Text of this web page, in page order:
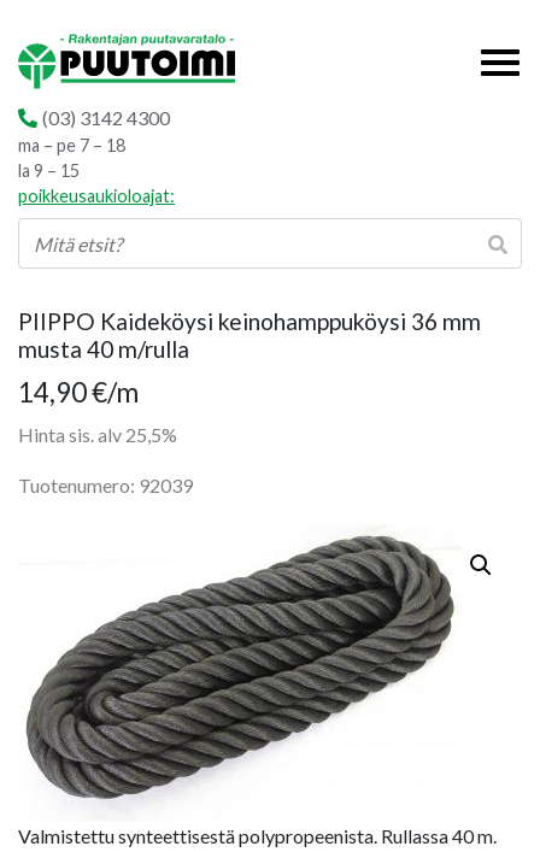
(03) 3142 4300
ma – pe 7 – 18
la 9 – 15
poikkeusaukioloajat:
PIIPPO Kaideköysi keinohamppuköysi 36 mm
musta 40 m/rulla
14,90€/m
Hinta sis. alv 25,5%
Tuotenumero: 92039
Valmistettu synteettisestä polypropeenista. Rullassa 40 m.